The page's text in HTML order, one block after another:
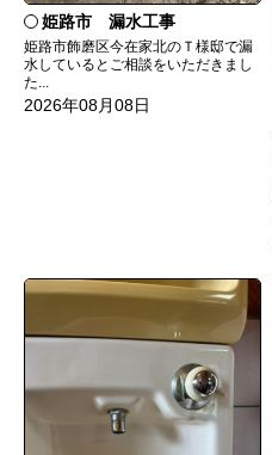
姫路市 漏水工事
姫路市飾磨区今在家北のＴ様邸で漏
水しているとご相談をいただきまし
た...
2026年08月08日